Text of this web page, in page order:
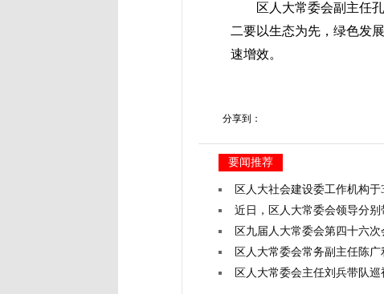
区人大常委会副主任孔
二要以生态为先，绿色发
速增效。
分享到：
要闻推荐
区人大社会建设委工作机构
近日，区人大常委会领导分
区九届人大常委会第四十六
区人大常委会常务副主任陈
区人大常委会主任刘兵带队